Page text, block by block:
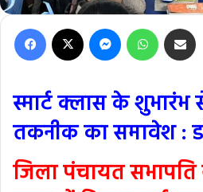
Facebook Messenger WhatsApp
स्मार्ट क्लास के शुभारंभ
तकनीक का समावेश :
जिला पंचायत सभापति